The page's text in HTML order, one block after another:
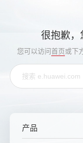
很抱歉，
您可以访问首页或下
产品